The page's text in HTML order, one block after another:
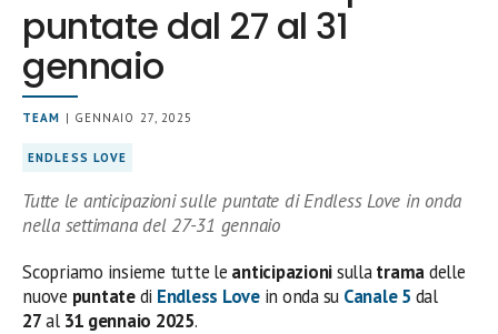
puntate dal 27 al 31
gennaio
TEAM | GENNAIO 27, 2025
ENDLESS LOVE
Tutte le anticipazioni sulle puntate di Endless Love in onda
nella settimana del 27-31 gennaio
Scopriamo insieme tutte le anticipazionisullatramadelle
nuove puntatedi Endless Lovein onda su Canale 5 dal
27al31 gennaio 2025.